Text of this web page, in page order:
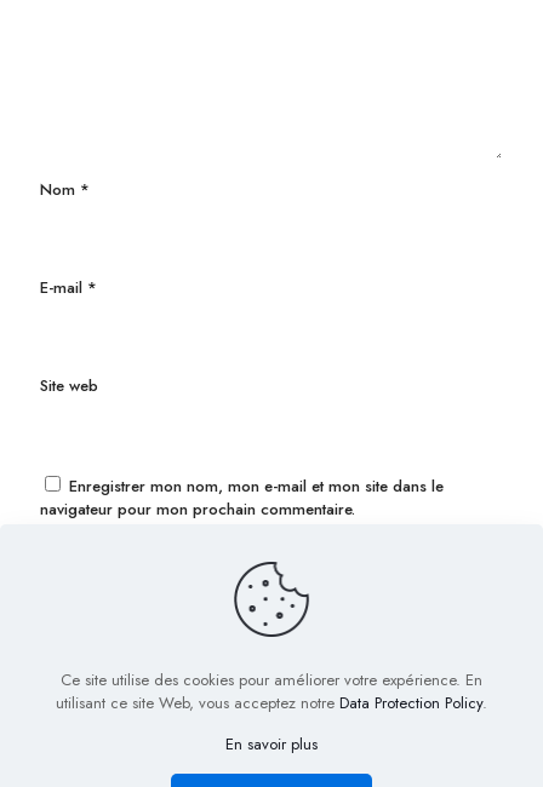
Nom *
E-mail *
Site web
Enregistrer mon nom, mon e-mail et mon site dans le
navigateur pour mon prochain commentaire.
© 2022 Biig.fr - Tous droits réservés
Plan de Site
Mentions légales Nous contacter
Ce site utilise des cookies pour améliorer votre expérience. En
utilisant ce site Web, vous acceptez notre Data Protection Policy.
En savoir plus